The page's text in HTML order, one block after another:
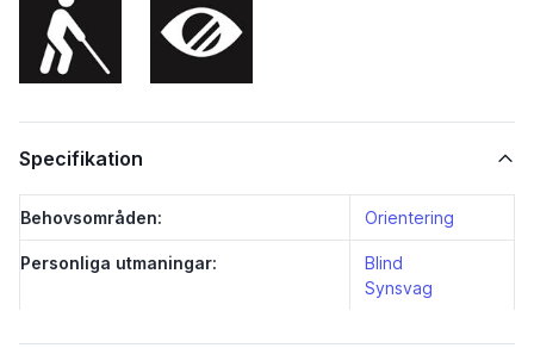
Specifikation
Behovsområden: Orientering
Personliga utmaningar:
Blind
Synsvag